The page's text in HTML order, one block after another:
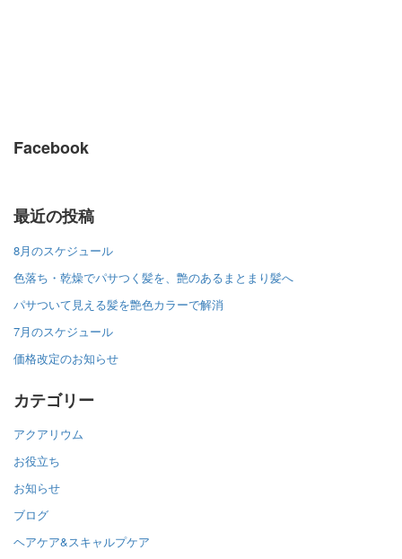
Facebook
最近の投稿
8月のスケジュール
色落ち・乾燥でパサつく髪を、艶のあるまとまり髪へ
パサついて見える髪を艶色カラーで解消
7月のスケジュール
価格改定のお知らせ
カテゴリー
アクアリウム
お役立ち
お知らせ
ブログ
ヘアケア&スキャルプケア